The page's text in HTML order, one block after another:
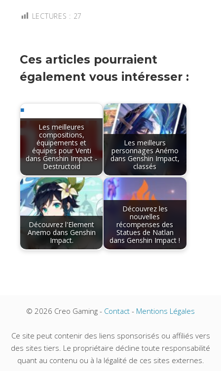
LECTURES : 27
Ces articles pourraient
également vous intéresser :
Les meilleures
compositions,
équipements et
équipes pour Venti
dans Genshin Impact -
Destructoid
Les meilleurs
personnages Anémo
dans Genshin Impact,
classés
Découvrez l'Element
Anemo dans Genshin
Impact.
Découvrez les
nouvelles
récompenses des
Statues de Natlan
dans Genshin Impact !
© 2026 Creo Gaming - Contact - Mentions Légales
Ce site peut contenir des liens sponsorisés ou affiliés vers
des sites tiers. Le propriétaire décline toute responsabilité
quant au contenu ou à la légalité de ces sites externes.